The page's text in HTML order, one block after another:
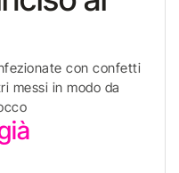
con confetti
messi in modo da